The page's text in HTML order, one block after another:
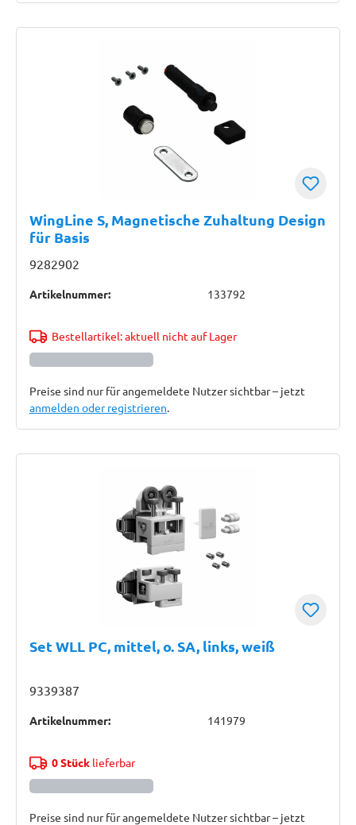
WingLine S, Magnetische Zuhaltung Design
für Basis
9282902
Artikelnummer: 133792
Bestellartikel: aktuell nicht auf Lager
Preise sind nur für angemeldete Nutzer sichtbar – jetzt
anmelden oder registrieren.
Set WLL PC, mittel, o. SA, links, weiß
9339387
Artikelnummer: 141979
0 Stücklieferbar
Preise sind nur für angemeldete Nutzer sichtbar – jetzt